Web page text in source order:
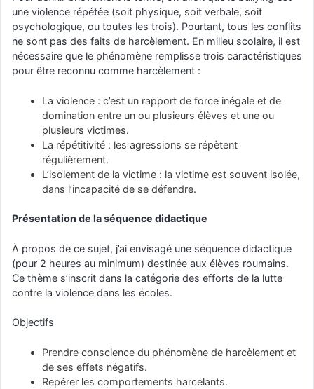
une violence répétée (soit physique, soit verbale, soit
psychologique, ou toutes les trois). Pourtant, tous les conflits
ne sont pas des faits de harcèlement. En milieu scolaire, il est
nécessaire que le phénomène remplisse trois caractéristiques
pour être reconnu comme harcèlement :
La violence : c’est un rapport de force inégale et de
domination entre un ou plusieurs élèves et une ou
plusieurs victimes.
La répétitivité : les agressions se répètent
régulièrement.
L’isolement de la victime : la victime est souvent isolée,
dans l’incapacité de se défendre.
Présentation de la séquence didactique
À propos de ce sujet, j’ai envisagé une séquence didactique
(pour 2 heures au minimum) destinée aux élèves roumains.
Ce thème s’inscrit dans la catégorie des efforts de la lutte
contre la violence dans les écoles.
Objectifs
Prendre conscience du phénomène de harcèlement et
de ses effets négatifs.
Repérer les comportements harcelants.